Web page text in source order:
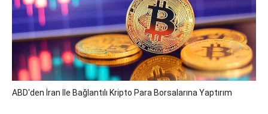
ABD'den İran Ile Bağlantılı Kripto Para Borsalarına Yaptırım